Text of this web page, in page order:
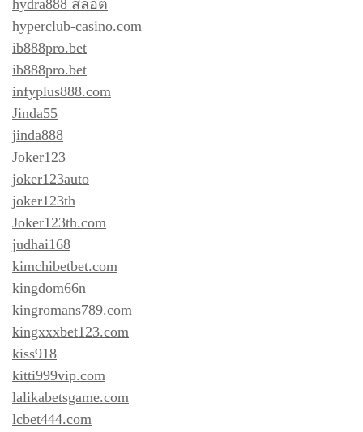
hydra888 สล็อต
hyperclub-casino.com
ib888pro.bet
ib888pro.bet
infyplus888.com
Jinda55
jinda888
Joker123
joker123auto
joker123th
Joker123th.com
judhai168
kimchibetbet.com
kingdom66n
kingromans789.com
kingxxxbet123.com
kiss918
kitti999vip.com
lalikabetsgame.com
lcbet444.com